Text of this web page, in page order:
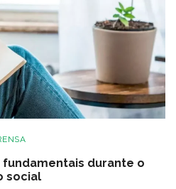
durante o
social